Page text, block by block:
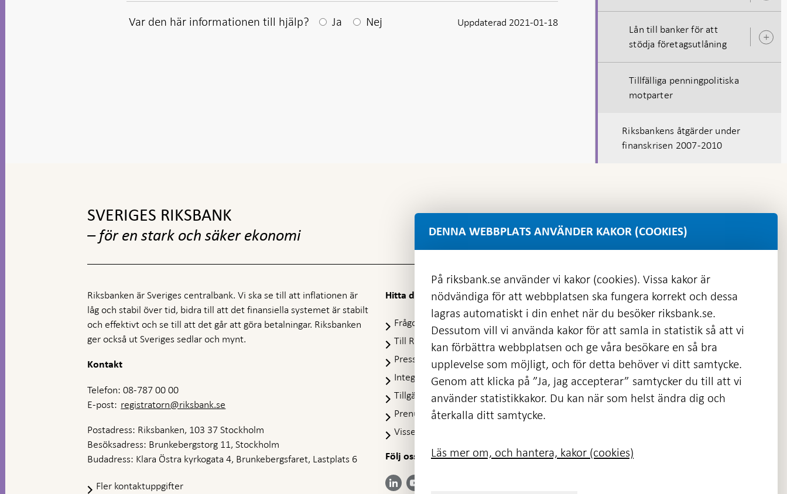
Var den här informationen till hjälp? Efter ditt svar visas en kommentarsruta
Ja Nej Uppdaterad 2021-01-18
Lån till banker för att
stödja företagsutlåning
Tillfälliga penningpolitiska
motparter
Riksbankens åtgärder under
finanskrisen 2007-2010
SVERIGES RIKSBANK
– för en stark och säker ekonomi
Riksbanken är Sveriges centralbank. Vi ska se till att inflationen är
låg och stabil över tid, bidra till att det finansiella systemet är stabilt
och effektivt och se till att det går att göra betalningar. Riksbanken
ger också ut Sveriges sedlar och mynt.
Kontakt
Telefon: 08-787 00 00
E-post: registratorn@riksbank.se
Postadress: Riksbanken, 103 37 Stockholm
Besöksadress: Brunkebergstorg 11, Stockholm
Budadress: Klara Östra kyrkogata 4, Brunkebergsfaret, Lastplats 6
Fler kontaktuppgifter
Hitta direkt
Frågor och svar
Öppnas
i
ny
flik
Till Riksbankens webbarkiv
Öppnas
ny
flik
Presskontakt
Integritetspolicy
Tillgänglighetsredogörelse
Prenumerera på utskick
Visselblåsning
Följ oss på sociala medier
Dela på:
LinkedIn
Dela på:
YouTube
-
Facebook
Dela
DENNA WEBBPLATS ANVÄNDER KAKOR (COOKIES)
På riksbank.se använder vi kakor (cookies). Vissa kakor är
nödvändiga för att webbplatsen ska fungera korrekt och dessa
lagras automatiskt i din enhet när du besöker riksbank.se.
Dessutom vill vi använda kakor för att samla in statistik så att vi
kan förbättra webbplatsen och ge våra besökare en så bra
upplevelse som möjligt, och för detta behöver vi ditt samtycke.
Genom att klicka på ”Ja, jag accepterar” samtycker du till att vi
använder statistikkakor. Du kan när som helst ändra dig och
återkalla ditt samtycke.
Läs mer om, och hantera, kakor (cookies)